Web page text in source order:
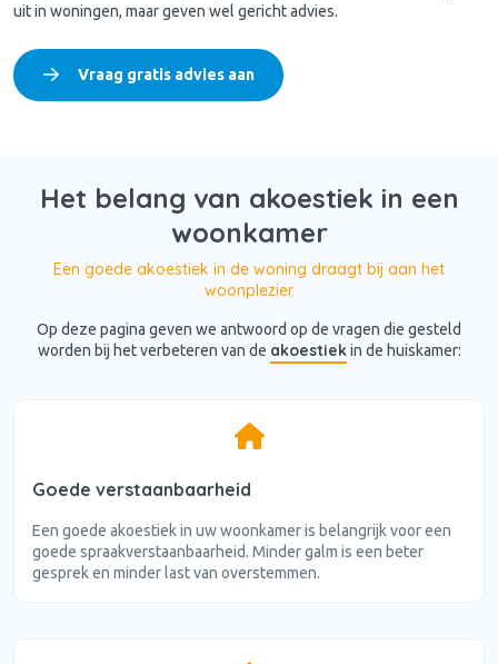
uit in woningen, maar geven wel gericht advies.
Vraag gratis advies aan
Het belang van akoestiek in een
woonkamer
Een goede akoestiek in de woning draagt bij aan het
woonplezier.
Op deze pagina geven we antwoord op de vragen die gesteld
worden bij het verbeteren van de akoestiekin de huiskamer:
Goede verstaanbaarheid
Een goede akoestiek in uw woonkamer is belangrijk voor een
goede spraakverstaanbaarheid. Minder galm is een beter
gesprek en minder last van overstemmen.